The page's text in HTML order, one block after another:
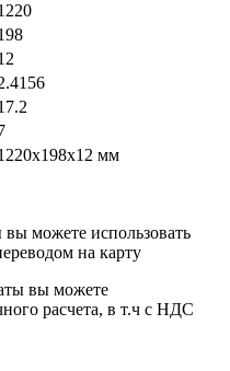
мм
вы можете использовать
на карту
вы можете
расчета, в т.ч с НДС